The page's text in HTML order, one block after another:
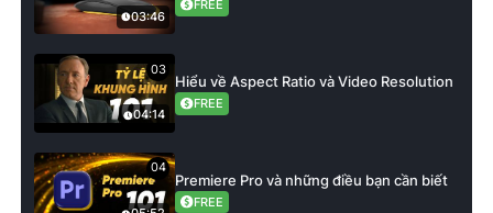
03:46
FREE
03
04:14
Hiểu về Aspect Ratio và Video Resolution
FREE
04
Premiere Pro và những điều bạn cần biết
FREE